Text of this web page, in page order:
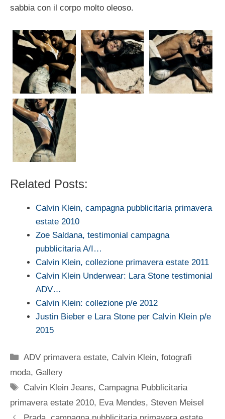
sabbia con il corpo molto oleoso.
Related Posts:
Calvin Klein, campagna pubblicitaria primavera
estate 2010
Zoe Saldana, testimonial campagna
pubblicitaria A/I…
Calvin Klein, collezione primavera estate 2011
Calvin Klein Underwear: Lara Stone testimonial
ADV…
Calvin Klein: collezione p/e 2012
Justin Bieber e Lara Stone per Calvin Klein p/e
2015
Categorie
ADV primavera estate, Calvin Klein,fotografi
moda, Gallery
Tag
Calvin Klein Jeans, Campagna Pubblicitaria
primavera estate 2010, Eva Mendes, Steven Meisel